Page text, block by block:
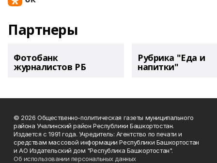
Партнеры
Фотобанк
журналистов РБ
Рубрика "Еда и
напитки"
© 2026 Общественно-политическая газеты муниципального
района Учалинский район Республики Башкортостан.
Издается с 1991 года. Учредитель: Агентство по печати и
средствам массовой информации Республики Башкортостан
и АО Издательский дом "Республика Башкортостан".
Об использовании персональных данных